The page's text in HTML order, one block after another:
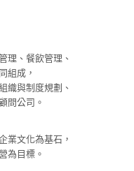
理、餐飲管理、
組成，
織與制度規劃、
問公司。
業文化為基石，
為目標。